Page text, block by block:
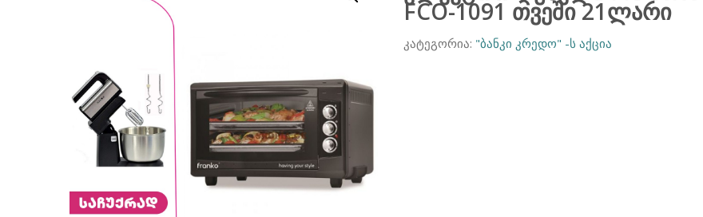
FCO-1091 თვეში 21ლარი
კატეგორია: "ბანკი კრედო" -ს აქცია